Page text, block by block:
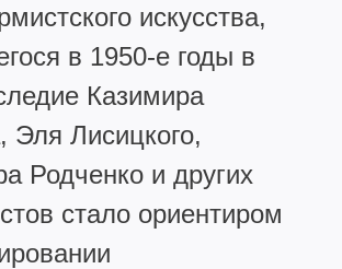
искусства,
в 1950-е годы в
Казимира
Эля Лисицкого,
Родченко и других
стало ориентиром